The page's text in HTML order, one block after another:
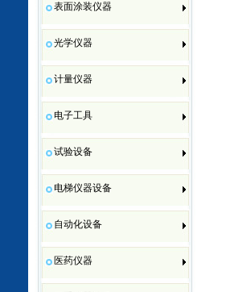
表面涂装仪器
光学仪器
计量仪器
电子工具
试验设备
电梯仪器设备
自动化设备
医药仪器